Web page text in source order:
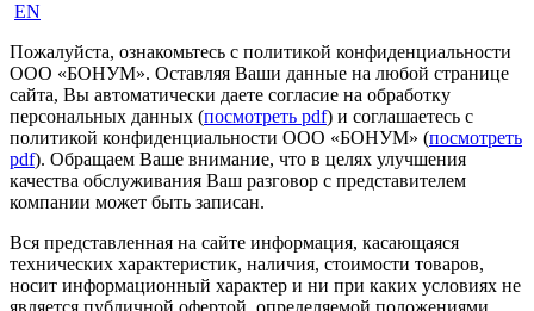
EN
Пожалуйста, ознакомьтесь с политикой конфиденциальности
ООО «БОНУМ». Оставляя Ваши данные на любой странице
сайта, Вы автоматически даете согласие на обработку
персональных данных (посмотреть pdf) и соглашаетесь с
политикой конфиденциальности ООО «БОНУМ» (посмотреть
pdf). Обращаем Ваше внимание, что в целях улучшения
качества обслуживания Ваш разговор с представителем
компании может быть записан.
Вся представленная на сайте информация, касающаяся
технических характеристик, наличия, стоимости товаров,
носит информационный характер и ни при каких условиях не
является публичной офертой, определяемой положениями